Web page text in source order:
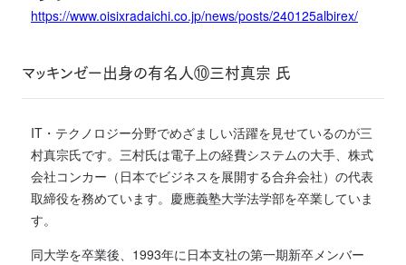
https://www.oisixradaichi.co.jp/news/posts/240125albirex/
マッキンゼー出身の有名人⑩三村真宗 氏
IT・テクノロジー分野でめざましい活躍を見せているのが三
村真宗氏です。三村氏は電子上の経費システムの大手、株式
会社コンカー（日本でビジネスを展開する合弁会社）の代表
取締役を務めています。慶應義塾大学法学部を卒業していま
す。
同大学を卒業後、1993年に日本支社の第一期新卒メンバー